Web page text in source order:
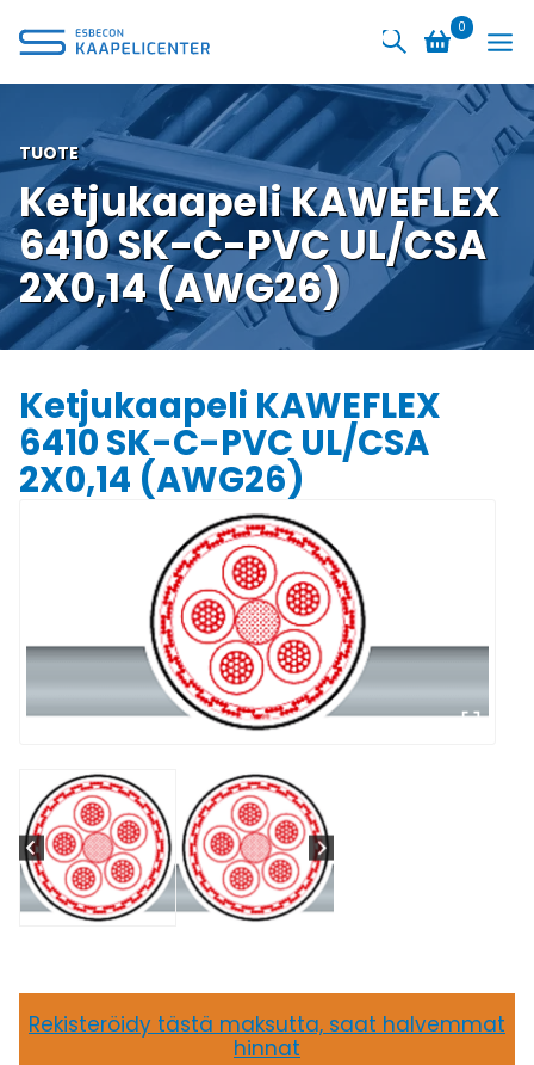
sisältöön
0
TUOTE
Ketjukaapeli KAWEFLEX
6410 SK-C-PVC UL/CSA
2X0,14 (AWG26)
Ketjukaapeli KAWEFLEX
6410 SK-C-PVC UL/CSA
2X0,14 (AWG26)
Rekisteröidy tästä maksutta, saat halvemmat
hinnat